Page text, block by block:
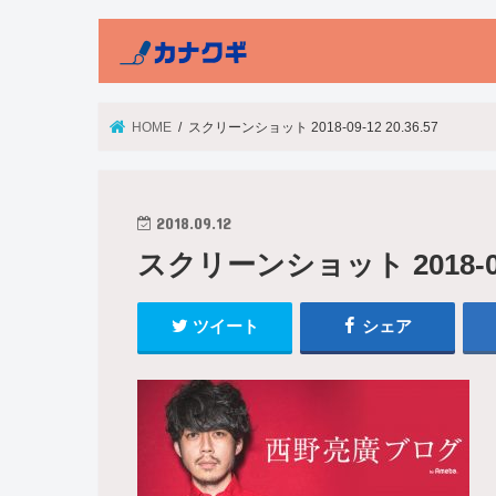
HOME スクリーンショット 2018-09-12 20.36.57
2018.09.12
スクリーンショット 2018-
ツイート シェア